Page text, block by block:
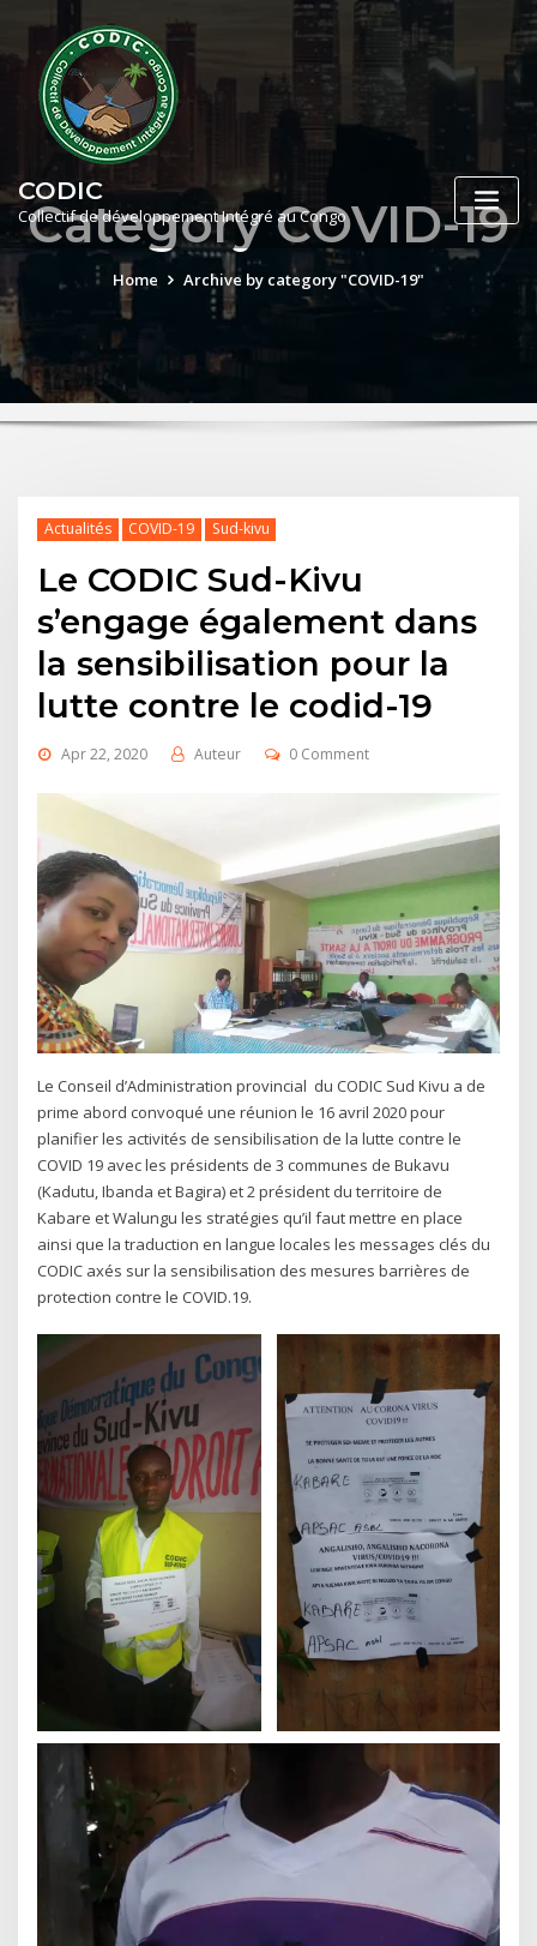
content
CODIC
Collectif de développement Intégré au Congo
Category COVID-19
Home Archive by category "COVID-19"
Actualités COVID-19 Sud-kivu
Le CODIC Sud-Kivu
s’engage également dans
la sensibilisation pour la
lutte contre le codid-19
Apr 22, 2020 Auteur 0 Comment
Le Conseil d’Administration provincial du CODIC Sud Kivu a de
prime abord convoqué une réunion le 16 avril 2020 pour
planifier les activités de sensibilisation de la lutte contre le
COVID 19 avec les présidents de 3 communes de Bukavu
(Kadutu, Ibanda et Bagira) et 2 président du territoire de
Kabare et Walungu les stratégies qu’il faut mettre en place
ainsi que la traduction en langue locales les messages clés du
CODIC axés sur la sensibilisation des mesures barrières de
protection contre le COVID.19.